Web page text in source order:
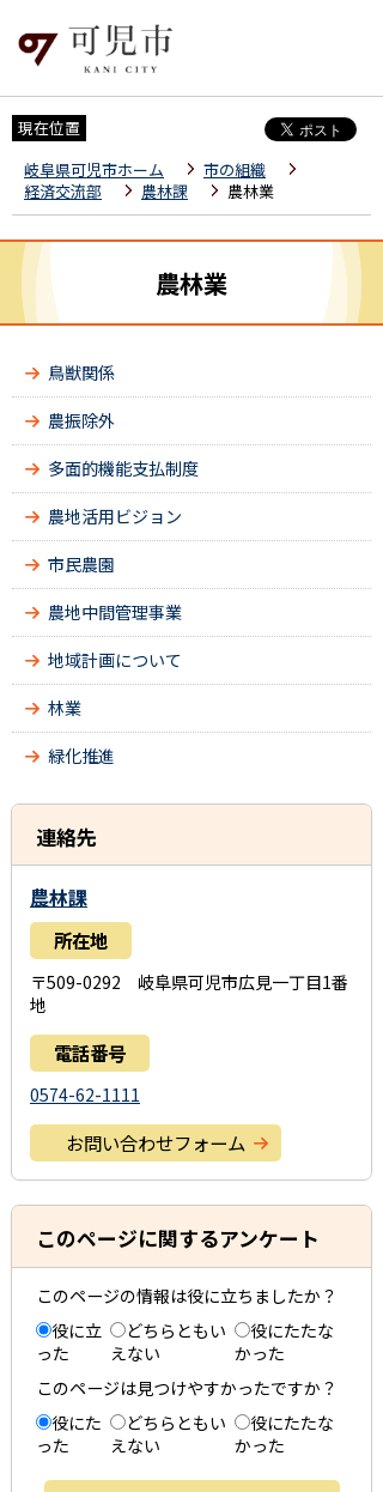
現在位置
岐阜県可児市ホーム
市の組織
経済交流部
農林課 農林業
農林業
鳥獣関係
農振除外
多面的機能支払制度
農地活用ビジョン
市民農園
農地中間管理事業
地域計画について
林業
緑化推進
連絡先
農林課
所在地
〒509-0292 岐阜県可児市広見一丁目1番
地
電話番号
0574-62-1111
お問い合わせフォーム
このページに関するアンケート
このページの情報は役に立ちましたか？
役に立
った
どちらともい
えない
役にたたな
かった
このページは見つけやすかったですか？
役にた
った
どちらともい
えない
役にたたな
かった